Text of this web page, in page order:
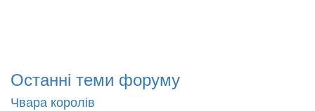
Останні теми форуму
Чвара королів